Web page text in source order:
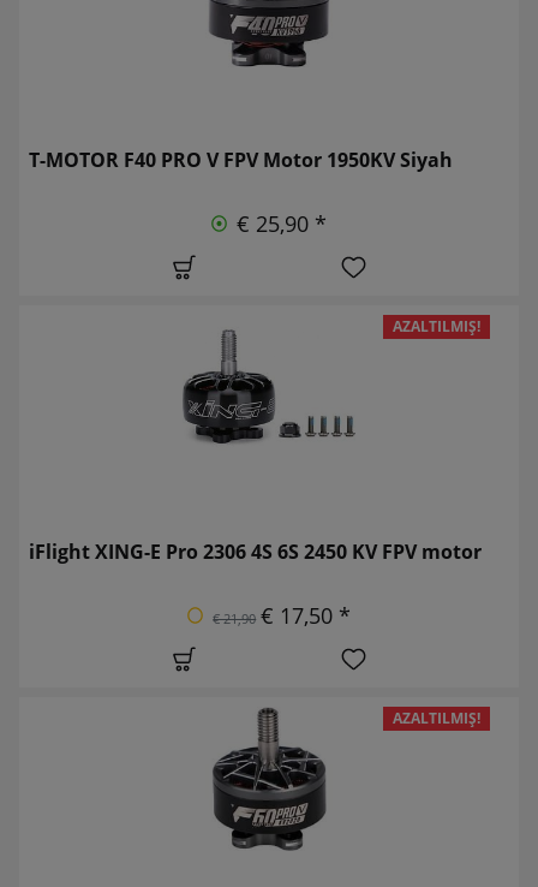
T-MOTOR F40 PRO V FPV Motor 1950KV Siyah
€ 25,90 *
AZALTILMIŞ!
iFlight XING-E Pro 2306 4S 6S 2450 KV FPV motor
€ 21,90 € 17,50 *
AZALTILMIŞ!